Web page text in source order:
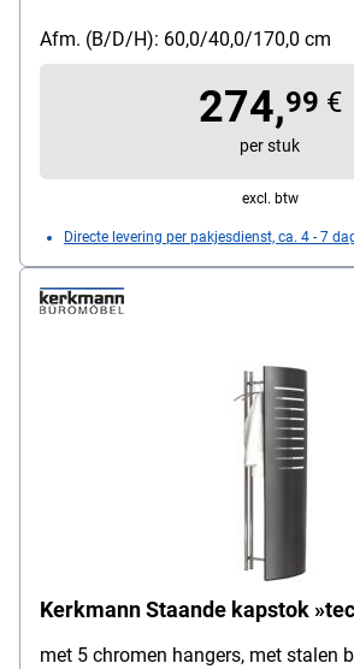
afmetingen (B/D/H): 60/40/170 cm
Afm. (B/D/H): 60,0/40,0/170,0 cm
274,99 €
per stuk
excl. btw
Directe levering per pakjesdienst, ca. 4 - 7
Kerkmann Staande kapstok
met 5 chromen hangers, met stalen